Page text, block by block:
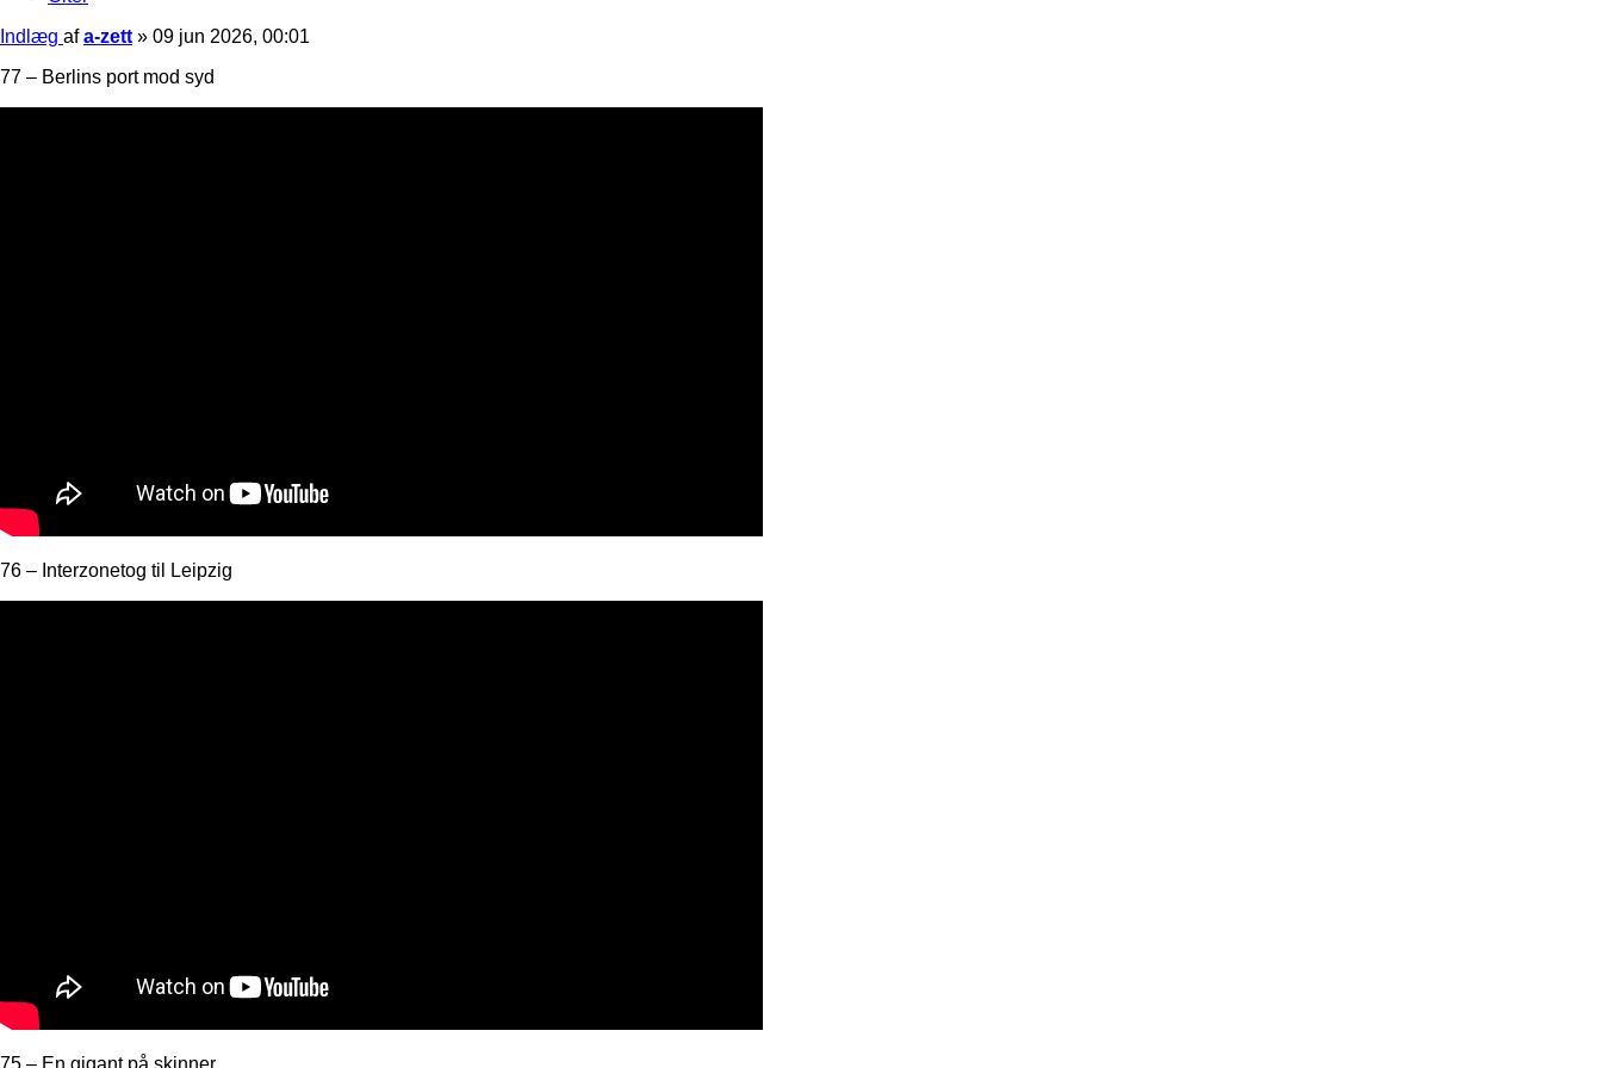
Indlæg afa-zett » 09 jun 2026, 00:01
77 – Berlins port mod syd
76 – Interzonetog til Leipzig
75 – En gigant på skinner